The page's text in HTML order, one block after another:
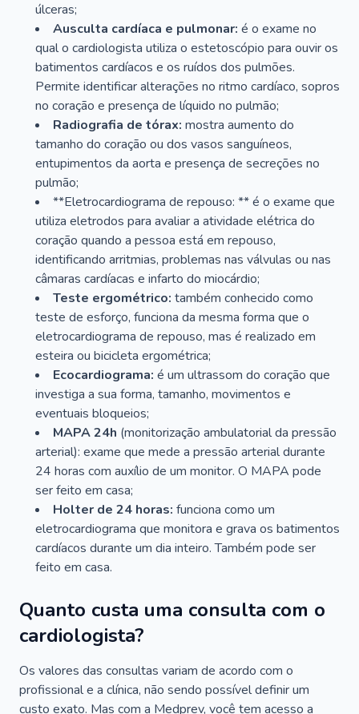
úlceras;
Ausculta cardíaca e pulmonar: é o exame no
qual o cardiologista utiliza o estetoscópio para ouvir os
batimentos cardíacos e os ruídos dos pulmões.
Permite identificar alterações no ritmo cardíaco, sopros
no coração e presença de líquido no pulmão;
Radiografia de tórax: mostra aumento do
tamanho do coração ou dos vasos sanguíneos,
entupimentos da aorta e presença de secreções no
pulmão;
**Eletrocardiograma de repouso: ** é o exame que
utiliza eletrodos para avaliar a atividade elétrica do
coração quando a pessoa está em repouso,
identificando arritmias, problemas nas válvulas ou nas
câmaras cardíacas e infarto do miocárdio;
Teste ergométrico: também conhecido como
teste de esforço, funciona da mesma forma que o
eletrocardiograma de repouso, mas é realizado em
esteira ou bicicleta ergométrica;
Ecocardiograma: é um ultrassom do coração que
investiga a sua forma, tamanho, movimentos e
eventuais bloqueios;
MAPA 24h (monitorização ambulatorial da pressão
arterial): exame que mede a pressão arterial durante
24 horas com auxílio de um monitor. O MAPA pode
ser feito em casa;
Holter de 24 horas: funciona como um
eletrocardiograma que monitora e grava os batimentos
cardíacos durante um dia inteiro. Também pode ser
feito em casa.
Quanto custa uma consulta com o
cardiologista?
Os valores das consultas variam de acordo com o
profissional e a clínica, não sendo possível definir um
custo exato. Mas com a Medprev, você tem acesso a